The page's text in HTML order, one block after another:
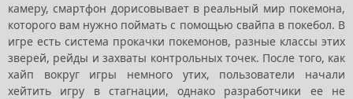
камеру, смартфон дорисовывает в реальный мир покемона,
которого вам нужно поймать с помощью свайпа в покебол. В
игре есть система прокачки покемонов, разные классы этих
зверей, рейды и захваты контрольных точек. После того, как
хайп вокруг игры немного утих, пользователи начали
хейтить игру в стагнации, однако разработчики ее не